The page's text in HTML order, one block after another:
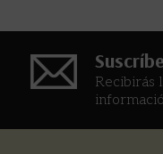
Recibirás